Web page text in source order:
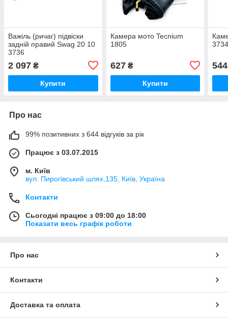
Важіль (ричаг) підвіски
задній правий Swag 20 10
3736
2 097 ₴
Купити
Камера мото Tecnium
1805
627₴
Купити
Про нас
99% позитивних з 644 відгуків за рік
Працює з 03.07.2015
м. Київ
вул. Пирогівський шлях,135, Київ, Україна
Контакти
Сьогодні працює з 09:00 до 18:00
Показати весь графік роботи
Про нас
Контакти
Доставка та оплата